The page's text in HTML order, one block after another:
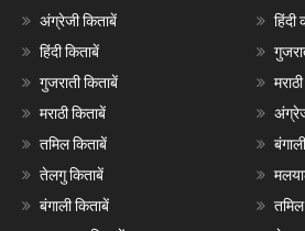
अंग्रेजी किताबें
हिंदी किताबें
गुजराती किताबें
मराठी किताबें
तमिल किताबें
तेलगु किताबें
बंगाली किताबें
हिंदी